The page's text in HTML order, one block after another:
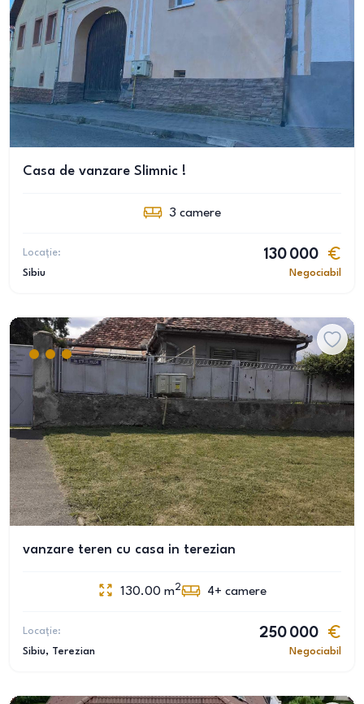
Casa de vanzare Slimnic !
3 camere
Locație:
Sibiu
130 000
Negociabil
vanzare teren cu casa in terezian
130.00 m2 4+ camere
Locație:
Sibiu, Terezian
250 000
Negociabil